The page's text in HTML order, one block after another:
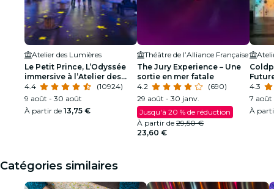
Atelier des Lumières
Le Petit Prince, L’Odyssée
immersive à l’Atelier des
Lumières
4.4
(10924)
9 août - 30 août
À partir de 13,75 €
Théâtre de l’Alliance Française
The Jury Experience – Une
sortie en mer fatale
4.2
(690)
29 août - 30 janv.
Jusqu'à 20 % de réduction
À partir de 29,50 €
23,60 €
4.3
7 août
À
Catégories similaires